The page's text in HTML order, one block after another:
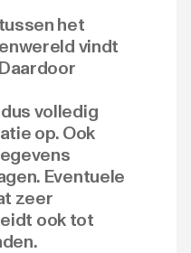
het
vindt
volledig
op. Ook
Eventuele
zeer
ook tot